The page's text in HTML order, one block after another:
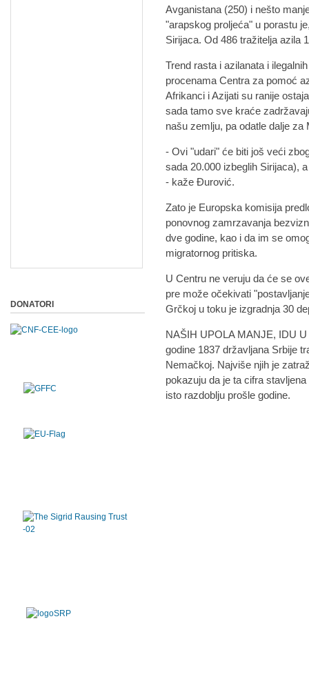
Avganistana (250) i nešto
"arapskog proljeća" u porastu
Sirijaca. Od 486 tražitelja azila
Trend rasta i azilanata i
procenama Centra za pomoć
Afrikanci i Azijati su ranije
sada tamo sve kraće
našu zemlju, pa odatle dalje za
- Ovi "udari" će biti još veći
sada 20.000 izbeglih Sirijaca),
- kaže Đurović.
Zato je Europska komisija
ponovnog zamrzavanja
dve godine, kao i da im se
migratornog pritiska.
U Centru ne veruju da će se
pre može očekivati
Grčkoj u toku je izgradnja 30
NAŠIH UPOLA MANJE, IDU
godine 1837 državljana Srbije
Nemačkoj. Najviše njih je
pokazuju da je ta cifra
isto razdoblju prošle godine.
DONATORI